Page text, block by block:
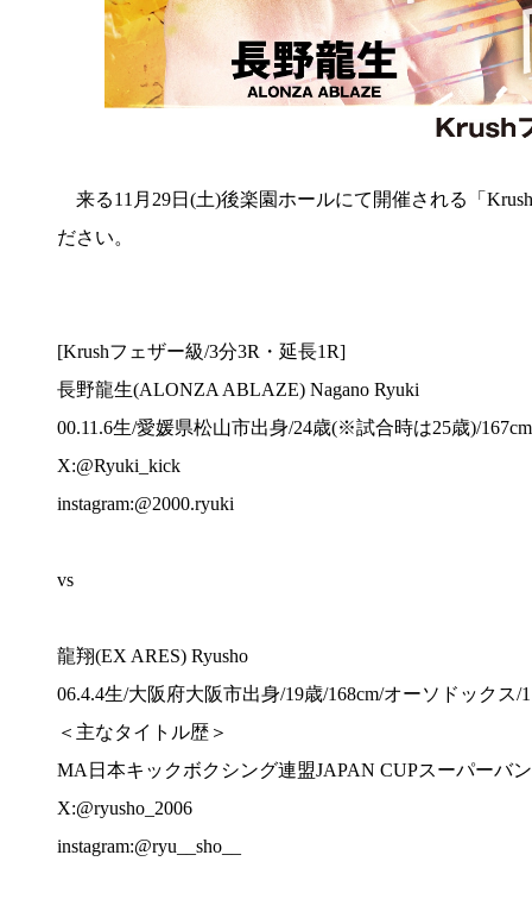
来る11月29日(土)後楽園ホールにて開催される「
ださい。
[Krushフェザー級/3分3R・延長1R]
長野龍生(ALONZA ABLAZE) Nagano Ryuki
00.11.6生/愛媛県松山市出身/24歳(※試合時は25歳)/
X:@Ryuki_kick
instagram:@2000.ryuki
vs
龍翔(EX ARES) Ryusho
06.4.4生/大阪府大阪市出身/19歳/168cm/オーソドックス/
＜主なタイトル歴＞
MA日本キックボクシング連盟JAPAN CUPスーパーバ
X:@ryusho_2006
instagram:@ryu__sho__